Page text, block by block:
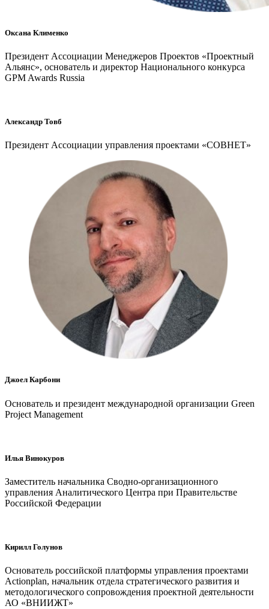
Оксана Клименко
Президент Ассоциации Менеджеров Проектов «Проектный
Альянс», основатель и директор Национального конкурса
GPM Awards Russia
Александр Товб
Президент Ассоциации управления проектами «СОВНЕТ»
Джоел Карбони
Основатель и президент международной организации Green
Project Management
Илья Винокуров
Заместитель начальника Сводно-организационного
управления Аналитического Центра при Правительстве
Российской Федерации
Кирилл Голунов
Основатель российской платформы управления проектами
Actionplan, начальник отдела стратегического развития и
методологического сопровождения проектной деятельности
АО «ВНИИЖТ»